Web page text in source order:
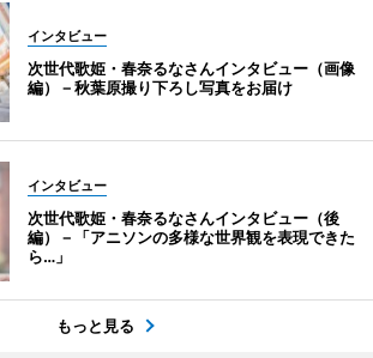
インタビュー
次世代歌姫・春奈るなさんインタビュー（画像
編）－秋葉原撮り下ろし写真をお届け
インタビュー
次世代歌姫・春奈るなさんインタビュー（後
編）－「アニソンの多様な世界観を表現できた
ら…」
もっと見る